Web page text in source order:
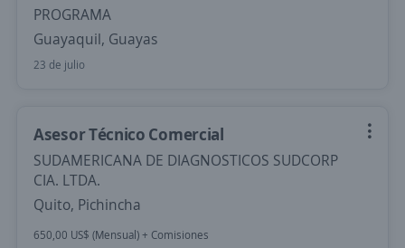
PROGRAMA
Guayaquil, Guayas
23 de julio
Asesor Técnico Comercial
SUDAMERICANA DE DIAGNOSTICOS SUDCORP
CIA. LTDA.
Quito, Pichincha
650,00 US$ (Mensual) + Comisiones